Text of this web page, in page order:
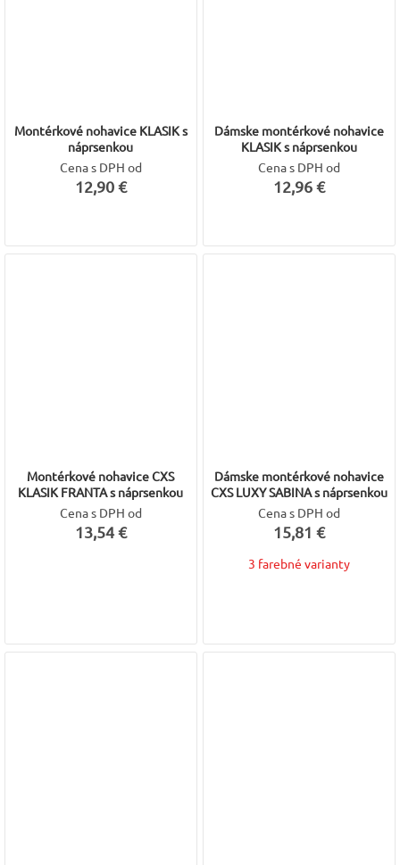
Montérkové nohavice KLASIK s
náprsenkou
Cena s DPH od
12,90 €
Dámske montérkové nohavice
KLASIK s náprsenkou
Cena s DPH od
12,96 €
Montérkové nohavice CXS
KLASIK FRANTA s náprsenkou
Cena s DPH od
13,54 €
Dámske montérkové nohavice
CXS LUXY SABINA s náprsenkou
Cena s DPH od
15,81 €
3 farebné varianty